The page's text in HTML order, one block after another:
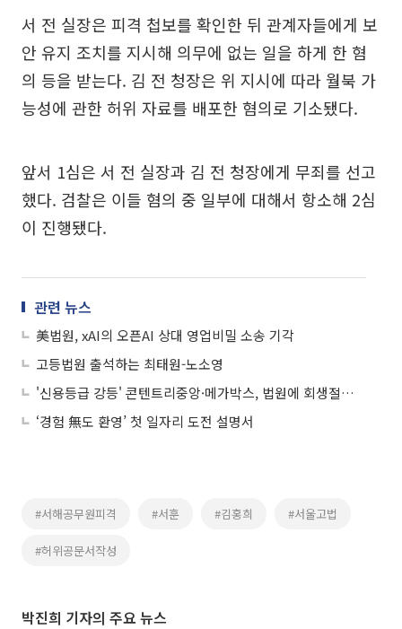
서 전 실장은 피격 첩보를 확인한 뒤 관계자들에게 보
안 유지 조치를 지시해 의무에 없는 일을 하게 한 혐
의 등을 받는다. 김 전 청장은 위 지시에 따라 월북 가
능성에 관한 허위 자료를 배포한 혐의로 기소됐다.
앞서 1심은 서 전 실장과 김 전 청장에게 무죄를 선고
했다. 검찰은 이들 혐의 중 일부에 대해서 항소해 2심
이 진행됐다.
관련 뉴스
美법원, xAI의 오픈AI 상대 영업비밀 소송 기각
고등법원 출석하는 최태원-노소영
'신용등급 강등' 콘텐트리중앙·메가박스, 법원에 회생절차 개시 신청
‘경험 無도 환영’ 첫 일자리 도전 설명서
#서해공무원피격 #서훈 #김홍희 #서울고법
#허위공문서작성
박진희 기자의 주요 뉴스